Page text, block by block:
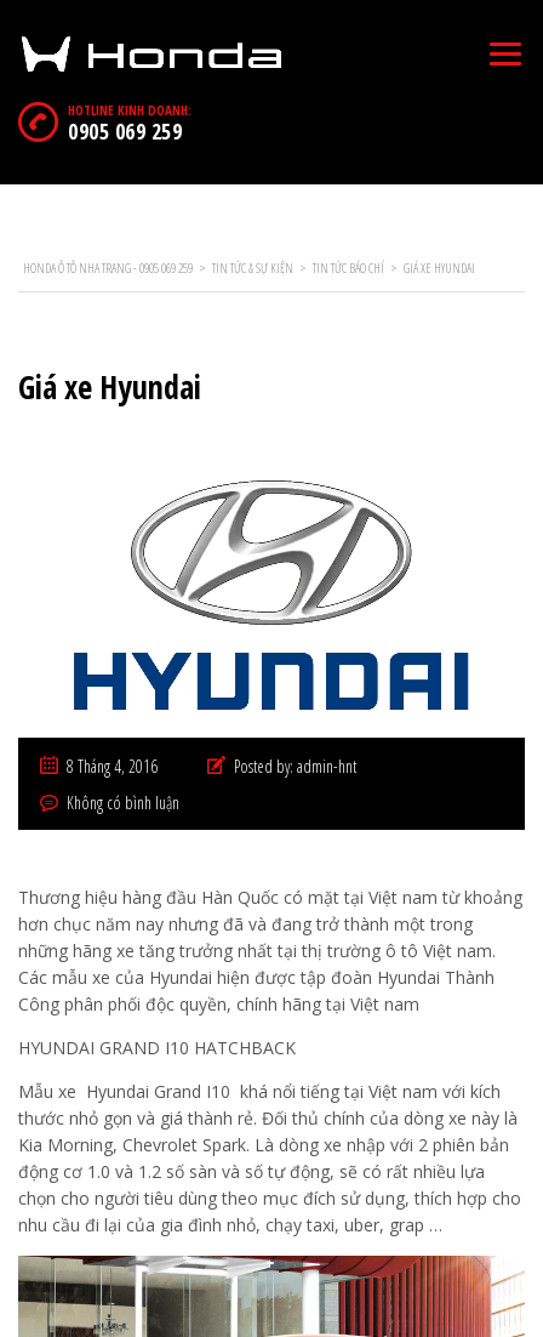
HOTLINE KINH DOANH:
0905 069 259
HONDA Ô TÔ NHA TRANG - 0905 069 259 > TIN TỨC & SỰ KIỆN > TIN TỨC BÁO CHÍ > GIÁ XE HYUNDAI
Giá xe Hyundai
8 Tháng 4, 2016 Posted by: admin-hnt
Không có bình luận
Thương hiệu hàng đầu Hàn Quốc có mặt tại Việt nam từ khoảng
hơn chục năm nay nhưng đã và đang trở thành một trong
những hãng xe tăng trưởng nhất tại thị trường ô tô Việt nam.
Các mẫu xe của Hyundai hiện được tập đoàn Hyundai Thành
Công phân phối độc quyền, chính hãng tại Việt nam
HYUNDAI GRAND I10 HATCHBACK
Mẫu xe Hyundai Grand I10 khá nổi tiếng tại Việt nam với kích
thước nhỏ gọn và giá thành rẻ. Đối thủ chính của dòng xe này là
Kia Morning, Chevrolet Spark. Là dòng xe nhập với 2 phiên bản
động cơ 1.0 và 1.2 số sàn và số tự động, sẽ có rất nhiều lựa
chọn cho người tiêu dùng theo mục đích sử dụng, thích hợp cho
nhu cầu đi lại của gia đình nhỏ, chạy taxi, uber, grap …